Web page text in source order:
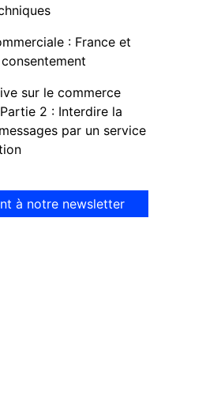
: France et
sur le commerce
2 : Interdire la
par un service
à notre newsletter